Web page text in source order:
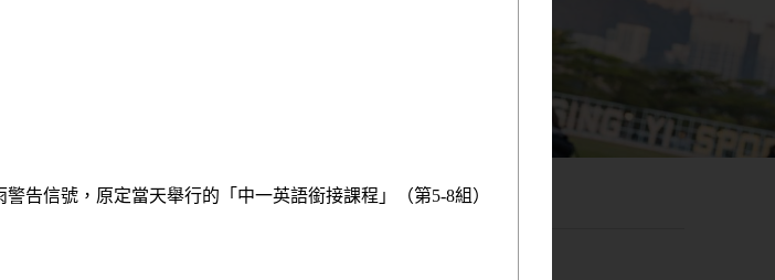
告信號，原定當天舉行的「中一英語銜接課程」（第5-8組）